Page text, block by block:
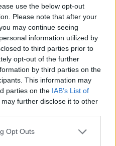
use the below opt-out
Please note that after your
may continue seeing
information utilized by
to third parties prior to
opt-out of the further
by third parties on the
This information may
parties on the IAB’s List of
may further disclose it to other
Opt Outs
ανάπαυλα για την